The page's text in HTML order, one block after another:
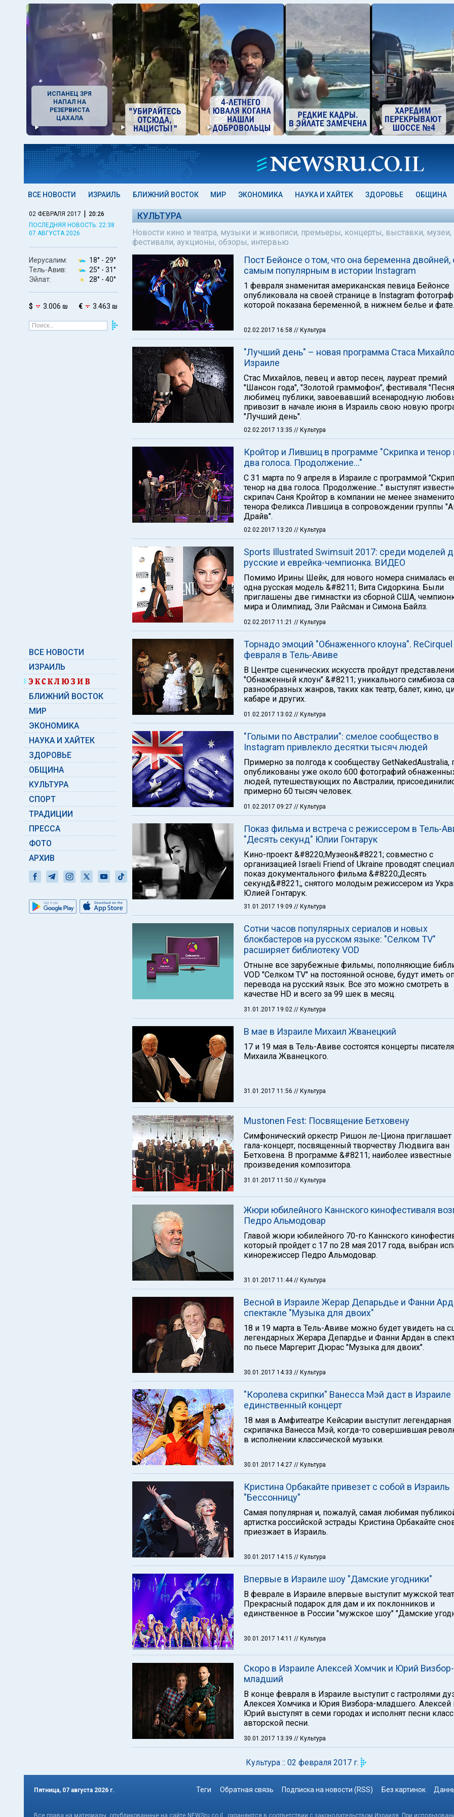
ИСПАНЕЦ ЗРЯ
НАПАЛ НА
РЕЗЕРВИСТА
ЦАХАЛА
ВСЕ НОВОСТИ ИЗРАИЛЬ БЛИЖНИЙ ВОСТОК МИР ЭКОНОМИКА НАУКА И ХАЙТЕК ЗДОРОВЬЕ ОБЩИНА
02 ФЕВРАЛЯ 2017 | 20:26
ПОСЛЕДНЯЯ НОВОСТЬ: 22:38
07 АВГУСТА 2026
Иерусалим: 18° - 29°
Тель-Авив:
25° - 31°
Эйлат:
28° - 40°
$ 3.006 ₪ € 3.463 ₪
ВСЕ НОВОСТИ
ИЗРАИЛЬ
БЛИЖНИЙ ВОСТОК
МИР
ЭКОНОМИКА
НАУКА И ХАЙТЕК
ЗДОРОВЬЕ
ОБЩИНА
КУЛЬТУРА
СПОРТ
ТРАДИЦИИ
ПРЕССА
ФОТО
АРХИВ
КУЛЬТУРА
Новости кино и театра, музыки и живописи, премьеры, концерты, выставки, музеи,
фестивали, аукционы, обзоры, интервью
Пост Бейонсе о том, что она беременна двойней,
самым популярным в истории Instagram
1 февраля знаменитая американская певица Бейонсе
опубликовала на своей странице в Instagram
которой показана беременной, в нижнем белье и фате.
02.02.2017 16:58 // Культура
"Лучший день" – новая программа Стаса
Израиле
Стас Михайлов, певец и автор песен, лауреат премий
"Шансон года", "Золотой граммофон", фестиваля
любимец публики, завоевавший всенародную
привозит в начале июня в Израиль свою новую
"Лучший день".
02.02.2017 13:35 // Культура
Кройтор и Лившиц в программе "Скрипка и тенор
два голоса. Продолжение..."
C 31 марта по 9 апреля в Израиле с программой
тенор на два голоса. Продолжение..." выступят
скрипач Саня Кройтор в компании не менее
тенора Феликса Лившица в сопровождении группы
Драйв".
02.02.2017 13:20 // Культура
Sports Illustrated Swimsuit 2017: среди моделей
русские и еврейка-чемпионка. ВИДЕО
Помимо Ирины Шейк, для нового номера снималась
одна русская модель &#8211; Вита Сидоркина. Были
приглашены две гимнастки из сборной США,
мира и Олимпиад, Эли Райсман и Симона Байлз.
02.02.2017 11:21 // Культура
Торнадо эмоций "Обнаженного клоуна".
февраля в Тель-Авиве
В Центре сценических искусств пройдут
"Обнаженный клоун" &#8211; уникального симбиоза
разнообразных жанров, таких как театр, балет, кино,
кабаре и других.
01.02.2017 13:02 // Культура
"Голыми по Австралии": смелое сообщество в
Instagram привлекло десятки тысяч людей
Примерно за полгода к сообществу GetNakedAustralia,
опубликованы уже около 600 фотографий
людей, путешествующих по Австралии,
примерно 60 тысяч человек.
01.02.2017 09:27 // Культура
Показ фильма и встреча с режиссером в Тель-
"Десять секунд" Юлии Гонтарук
Кино-проект &#8220;Музеон&#8221; совместно с
организацией Israeli Friend of Ukraine проводят
показ документального фильма &#8220;Десять
секунд&#8221;, снятого молодым режиссером из
Юлией Гонтарук.
31.01.2017 19:09 // Культура
Сотни часов популярных сериалов и новых
блокбастеров на русском языке: "Селком TV"
расширяет библиотеку VOD
Отныне все зарубежные фильмы, пополняющие
VOD "Селком TV" на постоянной основе, будут иметь
перевода на русский язык. Все это можно смотреть в
качестве HD и всего за 99 шек в месяц.
31.01.2017 19:02 // Культура
В мае в Израиле Михаил Жванецкий
17 и 19 мая в Тель-Авиве состоятся концерты писателя
Михаила Жванецкого.
31.01.2017 11:56 // Культура
Mustonen Fest: Посвящение Бетховену
Симфонический оркестр Ришон ле-Циона приглашает
гала-концерт, посвященный творчеству Людвига ван
Бетховена. В программе &#8211; наиболее известные
произведения композитора.
31.01.2017 11:50 // Культура
Жюри юбилейного Каннского кинофестиваля
Педро Альмодовар
Главой жюри юбилейного 70-го Каннского
который пройдет с 17 по 28 мая 2017 года, выбран
кинорежиссер Педро Альмодовар.
31.01.2017 11:44// Культура
Весной в Израиле Жерар Депарьдье и Фанни
спектакле "Музыка для двоих"
18 и 19 марта в Тель-Авиве можно будет увидеть на
легендарных Жерара Депардье и Фанни Ардан в
по пьесе Маргерит Дюрас "Музыка для двоих".
30.01.2017 14:33 // Культура
"Королева скрипки" Ванесса Мэй даст в Израиле
единственный концерт
18 мая в Амфитеатре Кейсарии выступит легендарная
скрипачка Ванесса Мэй, когда-то совершившая
в исполнении классической музыки.
30.01.2017 14:27 // Культура
Кристина Орбакайте привезет с собой в Израиль
"Бессонницу"
Самая популярная и, пожалуй, самая любимая
артистка российской эстрады Кристина Орбакайте
приезжает в Израиль.
30.01.2017 14:15 // Культура
Впервые в Израиле шоу "Дамские угодники"
В феврале в Израиле впервые выступит мужской
Прекрасный подарок для дам и их поклонников и
единственное в России "мужское шоу" "Дамские
30.01.2017 14:11 // Культура
Скоро в Израиле Алексей Хомчик и Юрий Визбор-
младший
В конце февраля в Израиле выступит с гастролями
Алексея Хомчика и Юрия Визбора-младшего. Алексей
Юрий выступят в семи городах и исполнят песни
авторской песни.
30.01.2017 13:39 // Культура
Культура :: 02 февраля 2017 г.
Пятница, 07 августа 2026 г. Теги Обратная связь Подписка на новости (RSS) Без картинок
Все права на материалы, опубликованные на сайте NEWSru.co.il , охраняются в соответствии с законодательством Израиля. При